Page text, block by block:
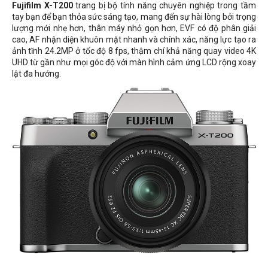
Fujifilm X-T200trang bị bộ tính năng chuyên nghiệp trong tầm
tay bạn để bạn thỏa sức sáng tạo, mang đến sự hài lòng bởi trọng
lượng mới nhẹ hơn, thân máy nhỏ gọn hơn, EVF có độ phân giải
cao, AF nhận diện khuôn mặt nhanh và chính xác, năng lực tạo ra
ảnh tĩnh 24.2MP ở tốc độ 8 fps, thậm chí khả năng quay video 4K
UHD từ gần như mọi góc độ với màn hình cảm ứng LCD rộng xoay
lật đa hướng.